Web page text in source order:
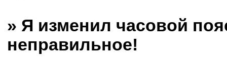
» Я изменил часовой
неправильное!